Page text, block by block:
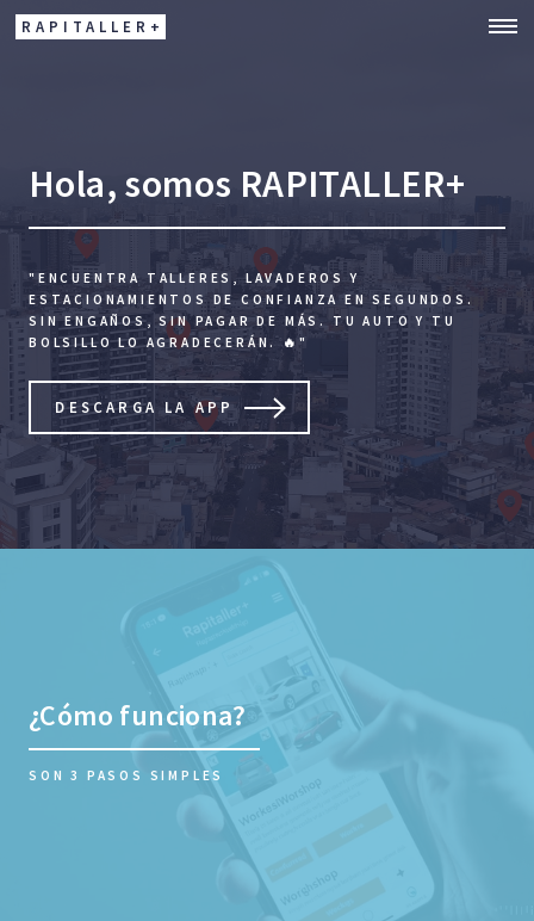
RAPITALLER+
Hola, somos RAPITALLER+
"ENCUENTRA TALLERES, LAVADEROS Y
ESTACIONAMIENTOS DE CONFIANZA EN SEGUNDOS.
SIN ENGAÑOS, SIN PAGAR DE MÁS. TU AUTO Y TU
BOLSILLO LO AGRADECERÁN. 🔥"
DESCARGA LA APP
¿Cómo funciona?
SON 3 PASOS SIMPLES